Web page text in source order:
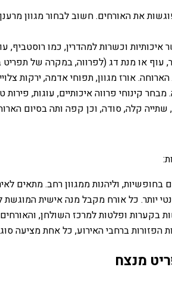
את האורחים. חשוב לבחור מגוון
וכשרות למהדרין, כמו רוסטביף,
או מנת דג (לפרווה, במקרה של תפריט
אורז מגוון, תפוחי אדמה, ירקות
קינוחי פרווה איכותיים, עוגות, פירות
קלה, סודה, וכן קפה ותה בסיום
וליהנות ממגוון רחב. מתאים
יותר. כל אורח מקבל מנה אישית המוגשת
בקערות ופלטות למרכז השולחן, והאורחים
הפזורות ברחבי האירוע, כל אחת מציעה